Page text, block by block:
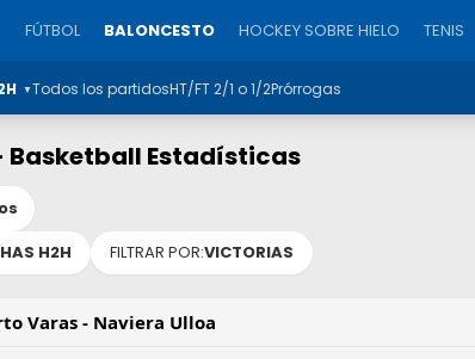
FÚTBOL BALONCESTO HOCKEY SOBRE HIELO TENIS
▼Todos los partidosHT/FT 2/1 o 1/2Prórrogas
- Basketball Estadísticas
H2H FILTRAR POR:VICTORIAS
Varas - Naviera Ulloa